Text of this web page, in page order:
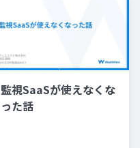
監視SaaSが使えなくな
った話